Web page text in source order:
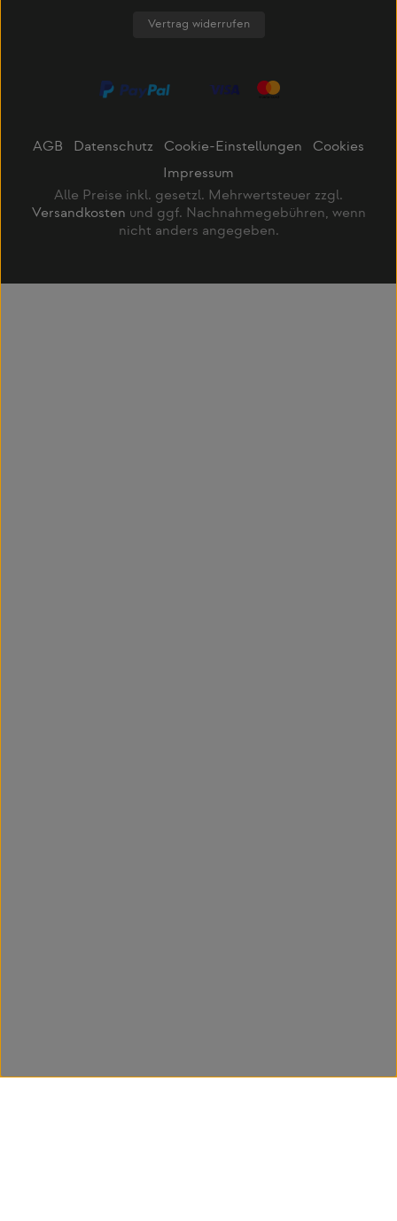
Vertrag widerrufen
AGB Datenschutz Cookie-Einstellungen
Cookies
Impressum
Alle Preise inkl. gesetzl. Mehrwertsteuer zzgl.
Versandkosten und ggf. Nachnahmegebühren, wenn
nicht anders angegeben.